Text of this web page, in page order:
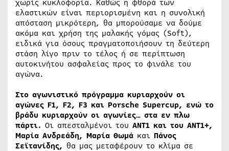
χωρίς κυκλοφορία. Καθώς η φθορά των
ελαστικών είναι περιορισμένη και η συνολική
απόσταση μικρότερη, θα μπορούσαμε να δούμε
ακόμα και χρήση της μαλακής γόμας (Soft),
ειδικά για όσους πραγματοποιήσουν τη δεύτερη
στάση λίγο πριν το τέλος ή σε περίπτωση
αυτοκινήτου ασφαλείας προς το φινάλε του
αγώνα.
Στο αγωνιστικό πρόγραμμα κυριαρχούν οι
αγώνες F1, F2, F3 και Porsche Supercup, ενώ το
βράδυ κυριαρχούν οι αγωνίες… στα εν πλω
πάρτι. Οι απεσταλμένοι του ΑΝΤ1 και του ΑΝΤ1+,
Μαρία Ανδρεάδη, Μαρία Θωμά και Πάνος
Σεϊτανίδης, θα μας μεταφέρουν το κλίμα σε